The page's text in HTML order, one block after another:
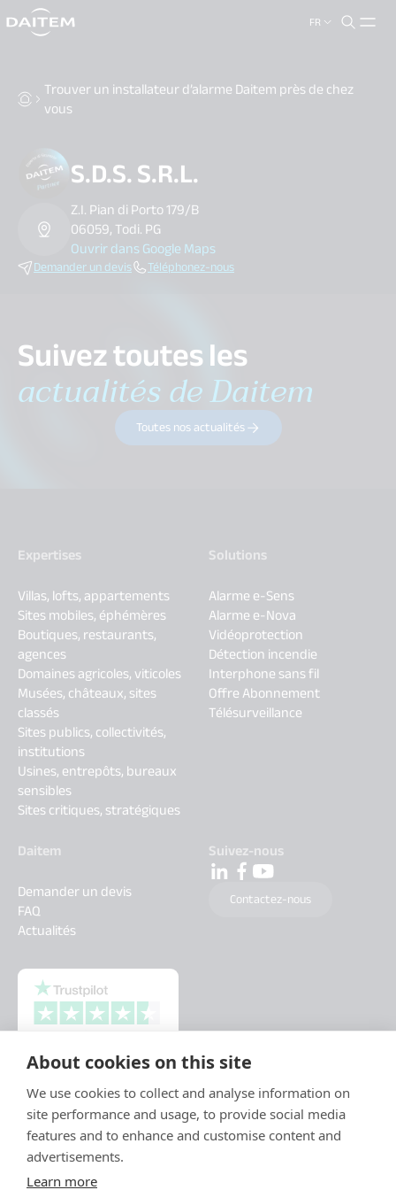
About cookies on this site
We use cookies to collect and analyse information on
site performance and usage, to provide social media
features and to enhance and customise content and
advertisements.
Learn more
FR
search.label
Trouver un installateur d’alarme Daitem près de chez
vous
S.D.S. S.R.L.
Z.I. Pian di Porto 179/B
06059, Todi. PG
Ouvrir dans Google Maps
Demander un devis Téléphonez-nous
Suivez toutes les
actualités de Daitem
Toutes nos actualités
Expertises
Villas, lofts, appartements
Sites mobiles, éphémères
Boutiques, restaurants,
agences
Domaines agricoles, viticoles
Musées, châteaux, sites
classés
Sites publics, collectivités,
institutions
Usines, entrepôts, bureaux
sensibles
Sites critiques, stratégiques
Solutions
Alarme e-Sens
Alarme e-Nova
Vidéoprotection
Détection incendie
Interphone sans fil
Offre Abonnement
Télésurveillance
Daitem
Demander un devis
FAQ
Actualités
Suivez-nous
Contactez-nous